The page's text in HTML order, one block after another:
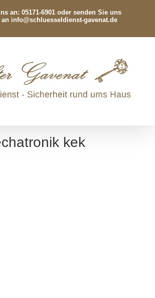
an: 05171-6901 oder senden Sie uns
an info@schluesseldienst-gavenat.de
kek